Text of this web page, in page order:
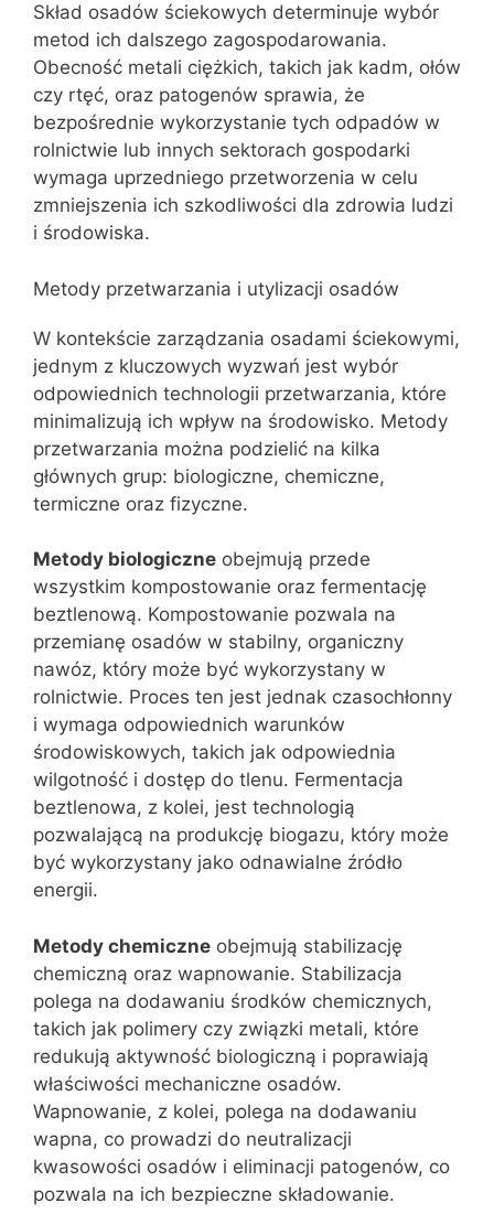
Skład osadów ściekowych determinuje wybór
metod ich dalszego zagospodarowania.
Obecność metali ciężkich, takich jak kadm, ołów
czy rtęć, oraz patogenów sprawia, że
bezpośrednie wykorzystanie tych odpadów w
rolnictwie lub innych sektorach gospodarki
wymaga uprzedniego przetworzenia w celu
zmniejszenia ich szkodliwości dla zdrowia ludzi
i środowiska.
Metody przetwarzania i utylizacji osadów
W kontekście zarządzania osadami ściekowymi,
jednym z kluczowych wyzwań jest wybór
odpowiednich technologii przetwarzania, które
minimalizują ich wpływ na środowisko. Metody
przetwarzania można podzielić na kilka
głównych grup: biologiczne, chemiczne,
termiczne oraz fizyczne.
Metody biologiczne obejmują przede
wszystkim kompostowanie oraz fermentację
beztlenową. Kompostowanie pozwala na
przemianę osadów w stabilny, organiczny
nawóz, który może być wykorzystany w
rolnictwie. Proces ten jest jednak czasochłonny
i wymaga odpowiednich warunków
środowiskowych, takich jak odpowiednia
wilgotność i dostęp do tlenu. Fermentacja
beztlenowa, z kolei, jest technologią
pozwalającą na produkcję biogazu, który może
być wykorzystany jako odnawialne źródło
energii.
Metody chemiczne obejmują stabilizację
chemiczną oraz wapnowanie. Stabilizacja
polega na dodawaniu środków chemicznych,
takich jak polimery czy związki metali, które
redukują aktywność biologiczną i poprawiają
właściwości mechaniczne osadów.
Wapnowanie, z kolei, polega na dodawaniu
wapna, co prowadzi do neutralizacji
kwasowości osadów i eliminacji patogenów, co
pozwala na ich bezpieczne składowanie.